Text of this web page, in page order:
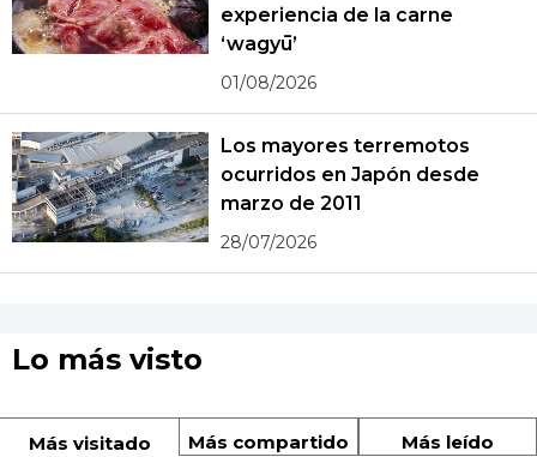
experiencia de la carne
‘wagyū’
01/08/2026
Los mayores terremotos
ocurridos en Japón desde
marzo de 2011
28/07/2026
Lo más visto
Más visitado Más compartido Más leído